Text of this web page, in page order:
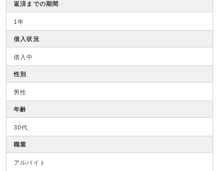
返済までの期間
1年
借入状況
借入中
性別
男性
年齢
30代
職業
アルバイト